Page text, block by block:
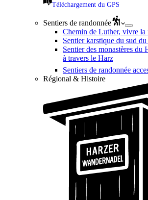
Téléchargement du GPS
Sentiers de randonnée
Chemin de Luther, vivre la
Sentier karstique du sud
Sentier des monastères du
à travers le Harz
Sentiers de randonnée
Régional & Histoire